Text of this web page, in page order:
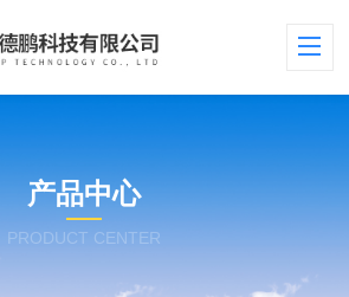
产品中心
PRODUCT CENTER